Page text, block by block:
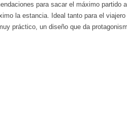
para sacar el máximo partido
la estancia. Ideal tanto para el
práctico, un diseño que da